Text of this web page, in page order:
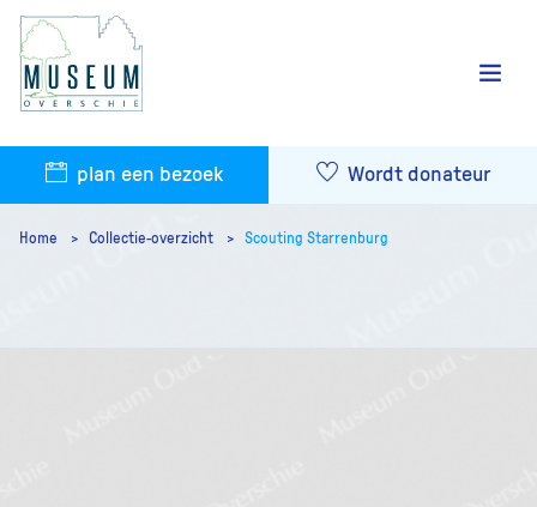
plan een bezoek Wordt donateur
Home Collectie-overzicht Scouting Starrenburg